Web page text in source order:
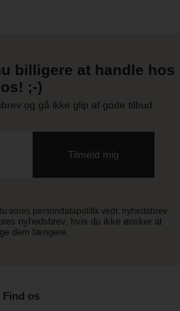
billigere at handle hos
os! ;-)
og gå ikke glip af gode tilbud
vores persondatapolitik vedr. nyhedsbrev
nyhedsbrev, hvis du ikke ønsker at
dem længere.
Find os